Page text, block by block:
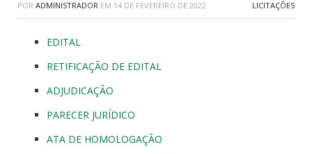
POR ADMINISTRADOR EM 14 DE FEVEREIRO DE 2022 LICITAÇÕES
EDITAL
RETIFICAÇÃO DE EDITAL
ADJUDICAÇÃO
PARECER JURÍDICO
ATA DE HOMOLOGAÇÃO